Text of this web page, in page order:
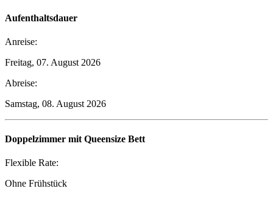
Aufenthaltsdauer
Anreise:
Freitag, 07. August 2026
Abreise:
Samstag, 08. August 2026
Doppelzimmer mit Queensize Bett
Flexible Rate:
Ohne Frühstück